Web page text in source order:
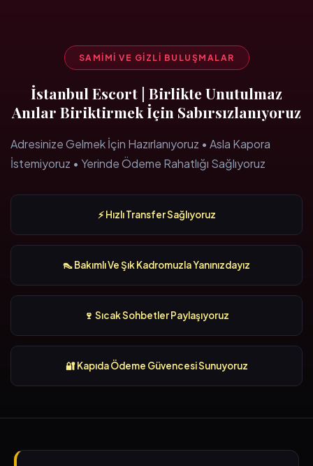
SAMIMI VE GIZLI BULUŞMALAR
İstanbul Escort | Birlikte Unutulmaz
Anılar Biriktirmek İçin Sabırsızlanıyoruz
Adresinize Gelmek İçin Hazırlanıyoruz • Asla Kapora
İstemiyoruz • Yerinde Ödeme Rahatlığı Sağlıyoruz
⚡ Hızlı Transfer Sağlıyoruz
👠 Bakımlı Ve Şık Kadromuzla Yanınızdayız
🍷 Sıcak Sohbetler Paylaşıyoruz
🔐 Kapıda Ödeme Güvencesi Sunuyoruz